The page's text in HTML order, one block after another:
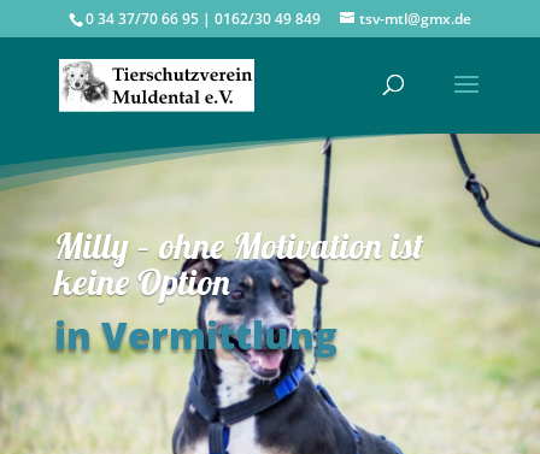
0 34 37/70 66 95 | 0162/30 49 849 tsv-mtl@gmx.de
Milly – ohne Motivation ist
keine Option
in Vermittlung